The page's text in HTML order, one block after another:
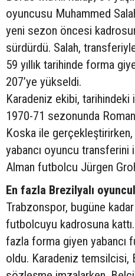
oyuncusu Muhammed
yeni sezon öncesi
sürdürdü. Salah,
59 yıllık tarihinde forma
207’ye yükseldi.
Karadeniz ekibi, tarihindeki
1970-71 sezonunda
Koska ile
yabancı oyuncu
Alman futbolcu Jürgen
En fazla Brezilyalı
Trabzonspor, bugüne
futbolcuyu kadrosuna
fazla forma giyen yabancı
oldu. Karadeniz temsilcisi,